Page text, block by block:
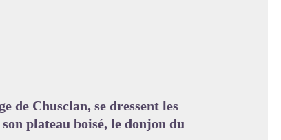
de Chusclan, se dressent les
plateau boisé, le donjon du